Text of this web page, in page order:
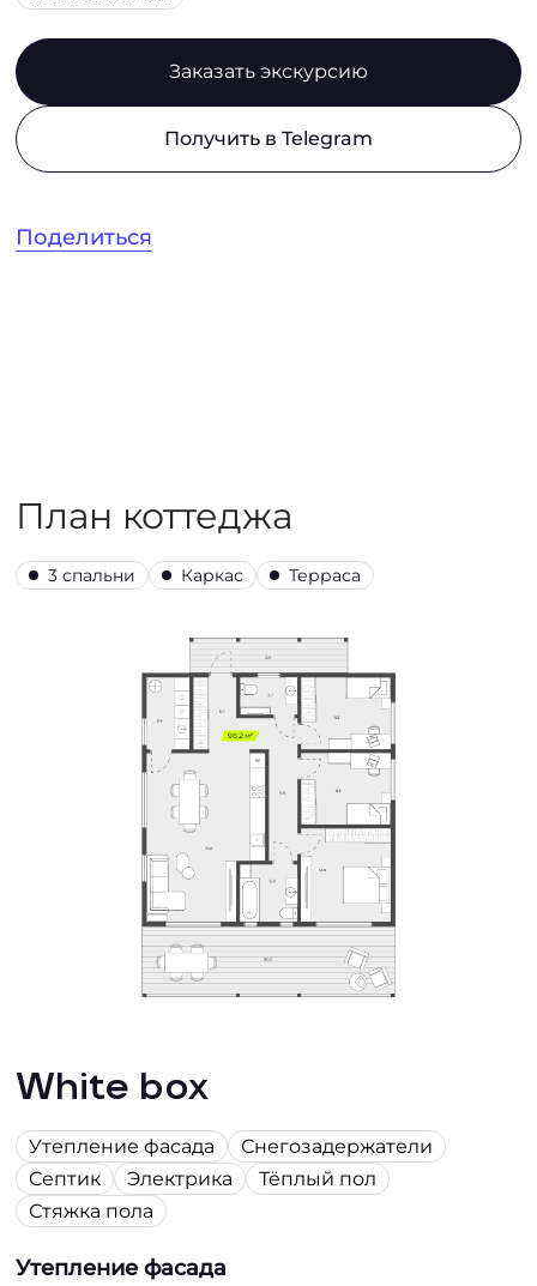
Заказать экскурсию
Получить в Telegram
Поделиться
План коттеджа
3 спальни Каркас Терраса
White box
Утепление фасада
Снегозадержатели
Септик
Электрика
Тёплый пол
Стяжка пола
Утепление фасада